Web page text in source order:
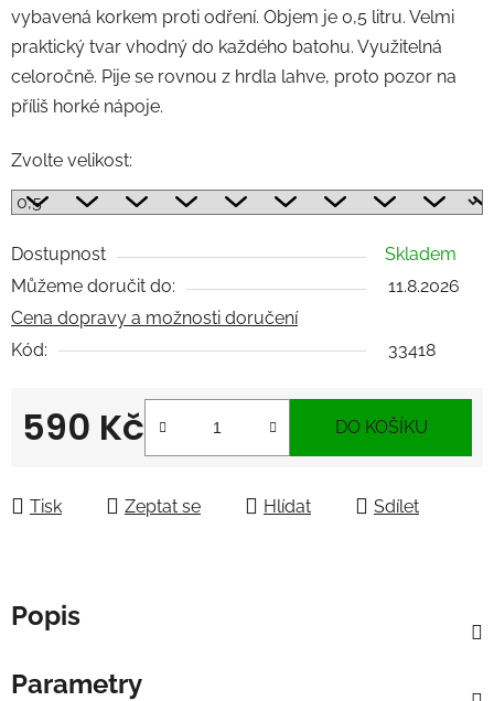
vybavená korkem proti odření. Objem je 0,5 litru. Velmi
praktický tvar vhodný do každého batohu. Využitelná
celoročně. Pije se rovnou z hrdla lahve, proto pozor na
příliš horké nápoje.
Zvolte velikost:
Dostupnost
Skladem
Můžeme doručit do:
11.8.2026
Cena dopravy a možnosti doručení
Kód:
33418
590 Kč DO KOŠÍKU
Tisk Zeptat se Hlídat Sdílet
Popis
Parametry